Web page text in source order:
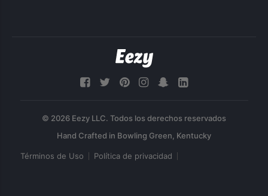
© 2026 Eezy LLC. Todos los derechos reservados
Términos de Uso Política de privacidad